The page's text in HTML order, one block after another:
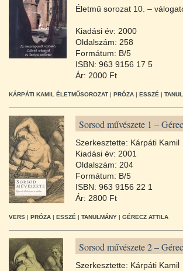
Életmű sorozat 10. –
Kiadási év: 2000
Oldalszám: 258
Formátum: B/5
ISBN: 963 9156 17 5
Ár: 2000 Ft
KÁRPÁTI KAMIL ÉLETMŰSOROZAT | PRÓZA | ESSZÉ |
Sorsod művészete 1 –
Szerkesztette: Kárpáti Kamil
Kiadási év: 2001
Oldalszám: 204
Formátum: B/5
ISBN: 963 9156 22 1
Ár: 2800 Ft
VERS | PRÓZA | ESSZÉ | TANULMÁNY | GÉRECZ ATTILA
Sorsod művészete 2 –
Szerkesztette: Kárpáti Kamil